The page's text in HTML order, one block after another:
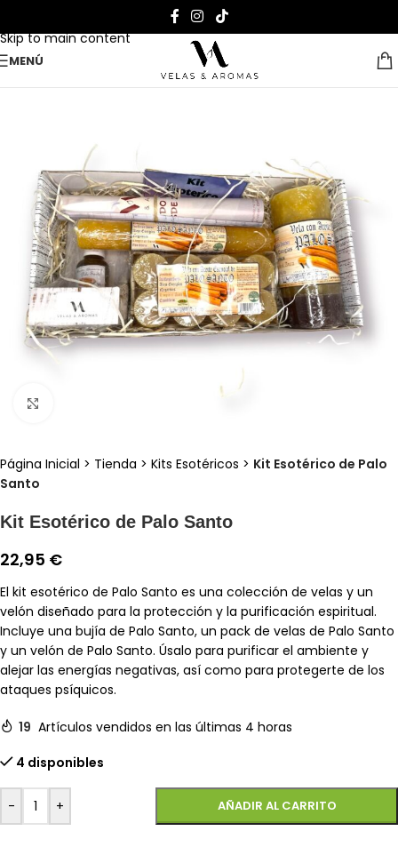
Skip to main content
MENÚ
Página Inicial > Tienda > Kits Esotéricos > Kit Esotérico de Palo
Santo
Kit Esotérico de Palo Santo
22,95 €
El kit esotérico de Palo Santo es una colección de velas y un
velón diseñado para la protección y la purificación espiritual.
Incluye una bujía de Palo Santo, un pack de velas de Palo Santo
y un velón de Palo Santo. Úsalo para purificar el ambiente y
alejar las energías negativas, así como para protegerte de los
ataques psíquicos.
19 Artículos vendidos en las últimas 4 horas
4 disponibles
- + AÑADIR AL CARRITO